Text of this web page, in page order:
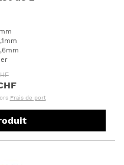
Frais de port